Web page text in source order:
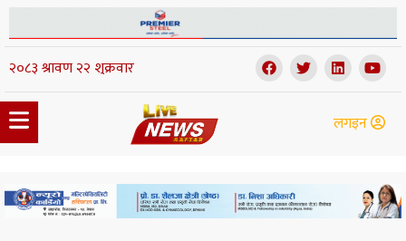
लगइन